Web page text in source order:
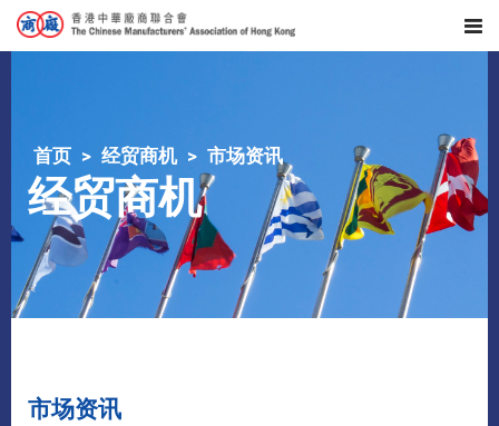
首页 经贸商机 市场资讯
经贸商机
市场资讯